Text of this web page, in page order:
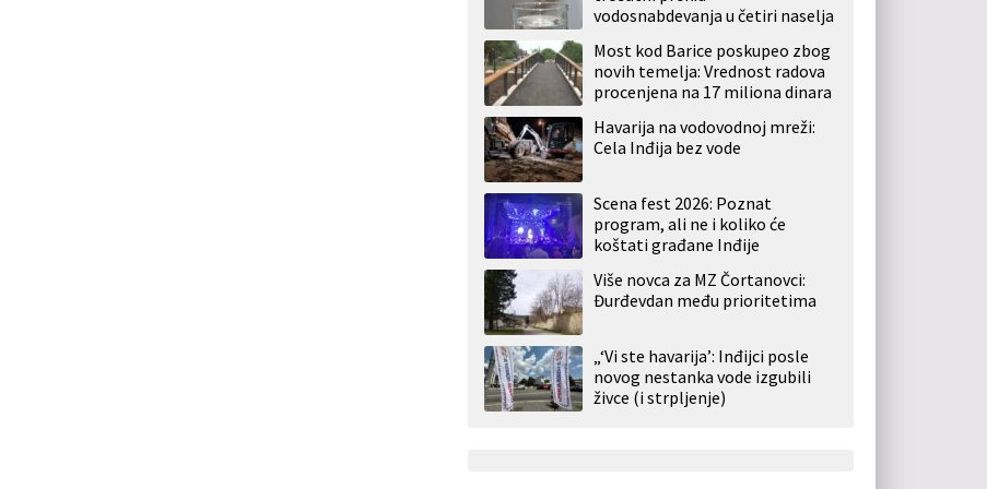
vodosnabdevanja u četiri naselja
Most kod Barice poskupeo zbog
novih temelja: Vrednost radova
procenjena na 17 miliona dinara
Havarija na vodovodnoj mreži:
Cela Inđija bez vode
Scena fest 2026: Poznat
program, ali ne i koliko će
koštati građane Inđije
Više novca za MZ Čortanovci:
Đurđevdan među prioritetima
„‘Vi ste havarija’: Inđijci posle
novog nestanka vode izgubili
živce (i strpljenje)